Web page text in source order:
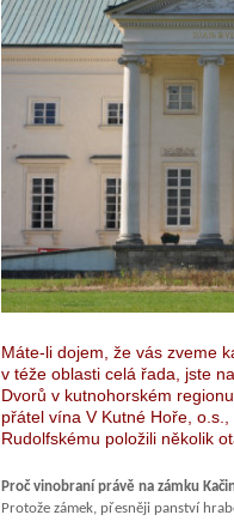
Máte-li dojem, že vás zveme
v téže oblasti celá řada, jste
Dvorů v kutnohorském
přátel vína V Kutné Hoře,
Rudolfskému položili několik
Proč vinobraní právě na zámku
Protože zámek, přesněji panství